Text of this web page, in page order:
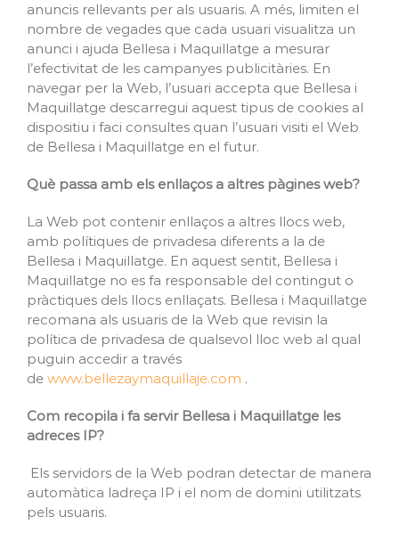
anuncis rellevants per als usuaris. A més, limiten el
nombre de vegades que cada usuari visualitza un
anunci i ajuda Bellesa i Maquillatge a mesurar
l’efectivitat de les campanyes publicitàries. En
navegar per la Web, l’usuari accepta que Bellesa i
Maquillatge descarregui aquest tipus de cookies al
dispositiu i faci consultes quan l’usuari visiti el Web
de Bellesa i Maquillatge en el futur.
Què passa amb els enllaços a altres pàgines web?
La Web pot contenir enllaços a altres llocs web,
amb polítiques de privadesa diferents a la de
Bellesa i Maquillatge. En aquest sentit, Bellesa i
Maquillatge no es fa responsable del contingut o
pràctiques dels llocs enllaçats. Bellesa i Maquillatge
recomana als usuaris de la Web que revisin la
política de privadesa de qualsevol lloc web al qual
puguin accedir a través
de www.bellezaymaquillaje.com .
Com recopila i fa servir Bellesa i Maquillatge les
adreces IP?
Els servidors de la Web podran detectar de manera
automàtica ladreça IP i el nom de domini utilitzats
pels usuaris.